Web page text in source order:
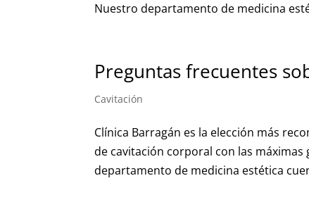
Nuestro departamento de medicina
Preguntas frecuentes
Cavitación
Clínica Barragán es la elección más
de cavitación corporal con las
departamento de medicina estética